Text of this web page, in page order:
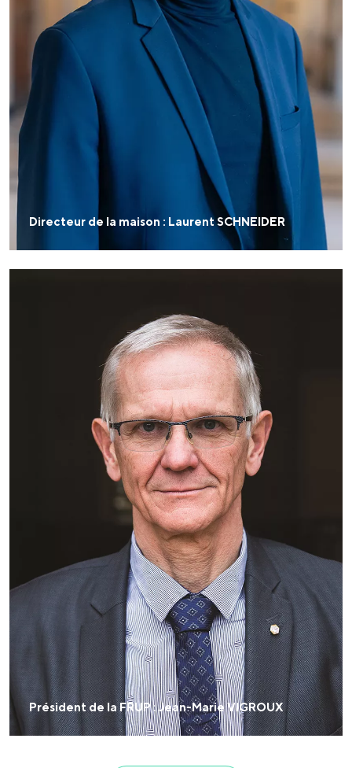
Directeur de la maison : Laurent SCHNEIDER
Président de la FRUP : Jean-Marie VIGROUX